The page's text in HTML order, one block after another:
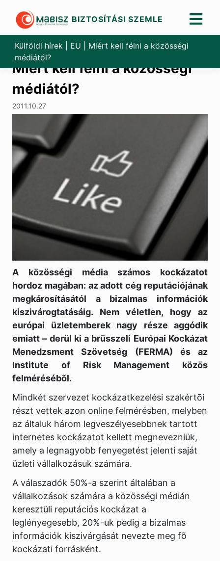
content
BIZTOSÍTÁSI SZEMLE
Külföldi hírek EU
Miért kell félni a közösségi
médiától?
Miért kell félni a közösségi
médiától?
2011.10.27
A közösségi média számos kockázatot
hordoz magában: az adott cég reputációjának
megkárosításától a bizalmas információk
kiszivárogtatásáig. Nem véletlen, hogy az
európai üzletemberek nagy része aggódik
emiatt – derül ki a brüsszeli Európai Kockázat
Menedzsment Szövetség (FERMA) és az
Institute of Risk Management közös
felmérésébõl.
Mindkét szervezet kockázatkezelési szakértõi
részt vettek azon online felmérésben, melyben
az általuk három legveszélyesebbnek tartott
internetes kockázatot kellett megnevezniük,
amely a legnagyobb fenyegetést jelenti saját
üzleti vállalkozásuk számára.
A válaszadók 50%-a szerint általában a
vállalkozások számára a közösségi médián
keresztüli reputációs kockázat a
leglényegesebb, 20%-uk pedig a bizalmas
információk kiszivárgását nevezte meg fõ
kockázati forrásként.